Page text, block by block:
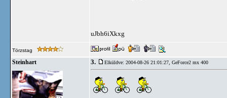
uJbh6iXkxg
Törzstag
Steinhart 3. Elküldve: 2004-08-26 21:01:27, GeForce2 mx 400